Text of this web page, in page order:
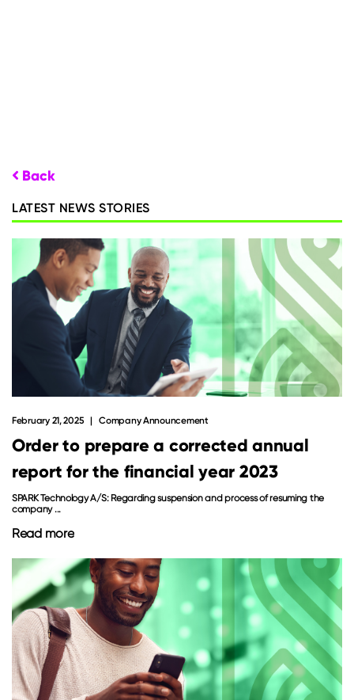
Back
LATEST NEWS STORIES
Order to prepare a corrected annual
report for the financial year 2023
February 21, 2025 Company Announcement
SPARK Technology A/S: Regarding suspension and process of resuming the
company ...
Read more